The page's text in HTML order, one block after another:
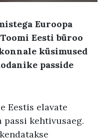
Euroopa
Eesti büroo
küsimused
passide
Eestis elavate
kehtivusaeg.